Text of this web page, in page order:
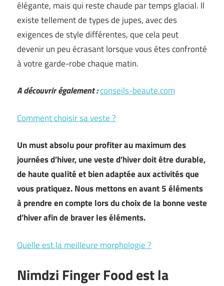
élégante, mais qui reste chaude par temps glacial. Il
existe tellement de types de jupes, avec des
exigences de style différentes, que cela peut
devenir un peu écrasant lorsque vous êtes confronté
à votre garde-robe chaque matin.
A découvrir également :conseils-beaute.com
Comment choisir sa veste ?
Un must absolu pour profiter au maximum des
journées d’hiver, une veste d’hiver doit être durable,
de haute qualité et bien adaptée aux activités que
vous pratiquez. Nous mettons en avant 5 éléments
à prendre en compte lors du choix de la bonne veste
d’hiver afin de braver les éléments.
Quelle est la meilleure morphologie ?
Nimdzi Finger Food est la